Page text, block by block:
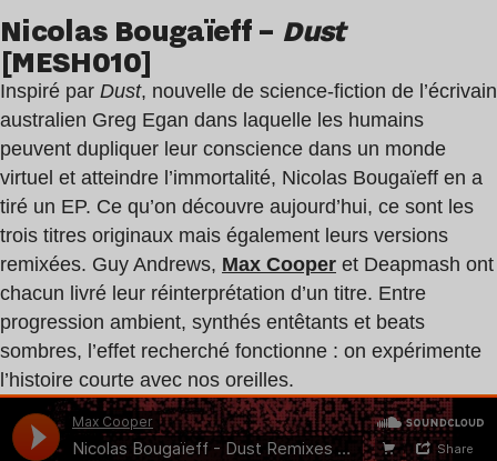
Nicolas Bougaïeff – Dust
[MESH010]
Inspiré par Dust, nouvelle de science-fiction de l’écrivain
australien Greg Egan dans laquelle les humains
peuvent dupliquer leur conscience dans un monde
virtuel et atteindre l’immortalité, Nicolas Bougaïeff en a
tiré un EP. Ce qu’on découvre aujourd’hui, ce sont les
trois titres originaux mais également leurs versions
remixées. Guy Andrews, Max Cooper et Deapmash ont
chacun livré leur réinterprétation d’un titre. Entre
progression ambient, synthés entêtants et beats
sombres, l’effet recherché fonctionne : on expérimente
l’histoire courte avec nos oreilles.